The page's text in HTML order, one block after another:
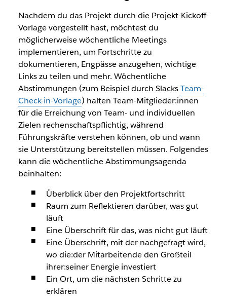
Nachdem du das Projekt durch die Projekt-Kickoff-
Vorlage vorgestellt hast, möchtest du
möglicherweise wöchentliche Meetings
implementieren, um Fortschritte zu
dokumentieren, Engpässe anzugehen, wichtige
Links zu teilen und mehr. Wöchentliche
Abstimmungen (zum Beispiel durch SlacksTeam-
Check-in-Vorlage) halten Team-Mitglieder:innen
für die Erreichung von Team- und individuellen
Zielen rechenschaftspflichtig, während
Führungskräfte verstehen können, ob und wann
sie Unterstützung bereitstellen müssen. Folgendes
kann die wöchentliche Abstimmungsagenda
beinhalten:
Überblick über den Projektfortschritt
Raum zum Reflektieren darüber, was gut
läuft
Eine Überschrift für das, was nicht gut läuft
Eine Überschrift, mit der nachgefragt wird,
wo die:der Mitarbeitende den Großteil
ihrer:seiner Energie investiert
Ein Ort, um die nächsten Schritte zu
erklären